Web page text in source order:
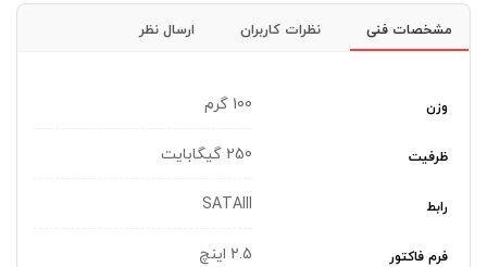
مشخصات فنی نظرات کاربران ارسال نظر
وزن 100 گرم
ظرفیت 250 گیگابایت
رابط SATAIII
فرم فاکتور 2.5 اینچ